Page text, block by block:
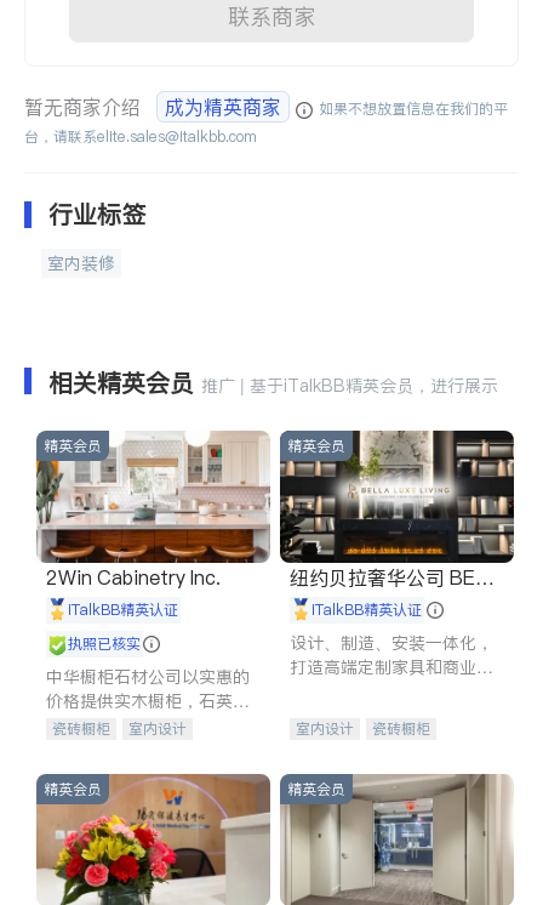
联系商家
暂无商家介绍 成为精英商家
如果不想放置信息在我们的平
台，请联系elite.sales@italkbb.com
行业标签
室内装修
相关精英会员 推广 | 基于iTalkBB精英会员，进行展示
精英会员
2Win Cabinetry Inc.
iTalkBB精英认证
执照已核实
中华橱柜石材公司以实惠的
价格提供实木橱柜，石英石
台面，多种优质不锈钢水
质厨房，家的选择。
瓷砖橱柜
室内设计
室内装修
精英会员
纽约贝拉奢华公司 BELL
A LUXE
iTalkBB精英认证
设计、制造、安装一体化，
打造高端定制家具和商业空
室内设计
瓷砖橱柜
售前软装staging
室内装修
精英会员 精英会员